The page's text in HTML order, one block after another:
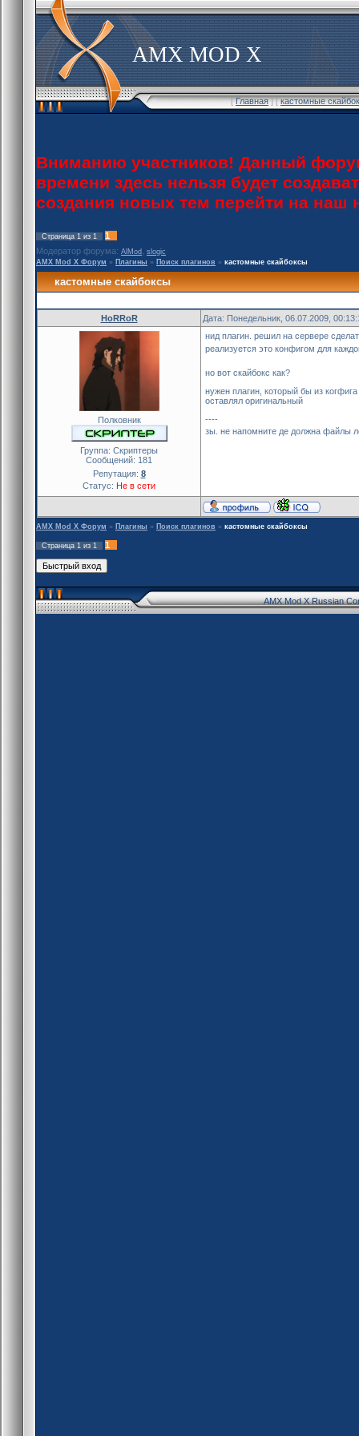
AMX MOD X
[Главная] [кастомные
Вниманию участников! Данный
времени здесь нельзя будет
создания новых тем перейти на
Страница 1 из 1
1
Модератор форума: AlMod
slogic
AMX Mod X Форум » Плагины » Поиск плагинов » кастомные скайбоксы
кастомные скайбоксы
HoRRoR Дата: Понедельник, 06.07.2009,
Полковник
Группа: Скриптеры
Сообщений: 181
Репутация: 8
Статус: Не в сети
нид плагин. решил на сервере
реализуется это конфигом для
но вот скайбокс как?
нужен плагин, который бы из
оставлял оригинальный
----
зы. не напомните де должна файлы
AMX Mod X Форум » Плагины » Поиск плагинов » кастомные скайбоксы
Страница 1 из 1 1
AMX Mod X Russian